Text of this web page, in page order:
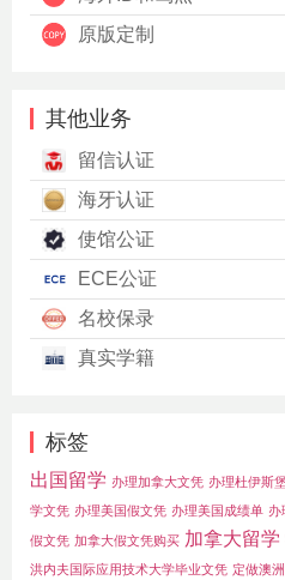
原版定制
其他业务
留信认证
海牙认证
使馆公证
ECE公证
名校保录
真实学籍
标签
出国留学 办理加拿大文凭 办理杜伊斯
学文凭 办理美国假文凭 办理美国成绩单 办
假文凭 加拿大假文凭购买 加拿大留学
洪内夫国际应用技术大学毕业文凭 定做澳